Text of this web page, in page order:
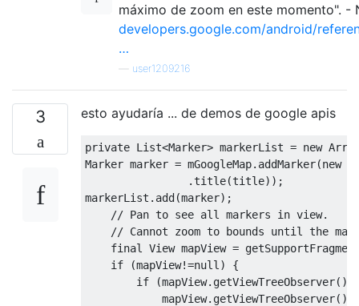
máximo de zoom en este momento". -
developers.google.com/android/
…
user1209216
3 esto ayudaría ... de demos de google apis
private List<Marker> markerList = new
Marker marker = mGoogleMap. addMarker(new
.title(title));
markerList . add(marker);
// Pan to see all markers in view.
// Cannot zoom to bounds until the
final
View mapView =
if
(mapView!=null )
{
if
(mapView. getViewTreeObserver().
            mapView
. getViewTreeObserver().